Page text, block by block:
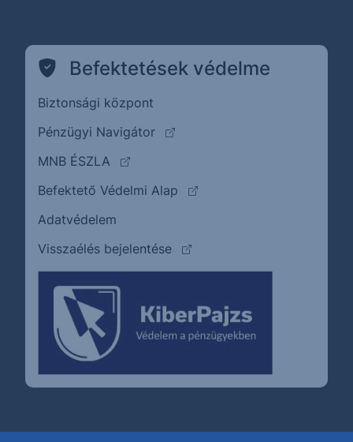
Befektetések védelme
Biztonsági központ
Pénzügyi Navigátor
(külső oldalra ugrik)
MNB ÉSZLA
(külső oldalra ugrik)
Befektető Védelmi Alap
(külső oldalra ugrik)
Adatvédelem
Visszaélés bejelentése
(külső oldalra ugrik)